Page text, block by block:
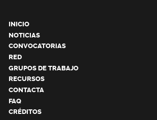
INICIO
NOTICIAS
CONVOCATORIAS
RED
GRUPOS DE TRABAJO
RECURSOS
CONTACTA
FAQ
CRÉDITOS